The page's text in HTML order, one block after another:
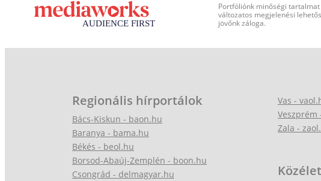
Portfóliónk minőségi
változatos megjelenési
jövőnk záloga.
Regionális hírportálok
Bács-Kiskun - baon.hu
Baranya - bama.hu
Békés - beol.hu
Borsod-Abaúj-Zemplén - boon.hu
Csongrád - delmagyar.hu
Vas -
Veszprém
Zala -
Közélet